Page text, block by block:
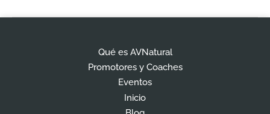
Qué es AVNatural
Promotores y Coaches
Eventos
Inicio